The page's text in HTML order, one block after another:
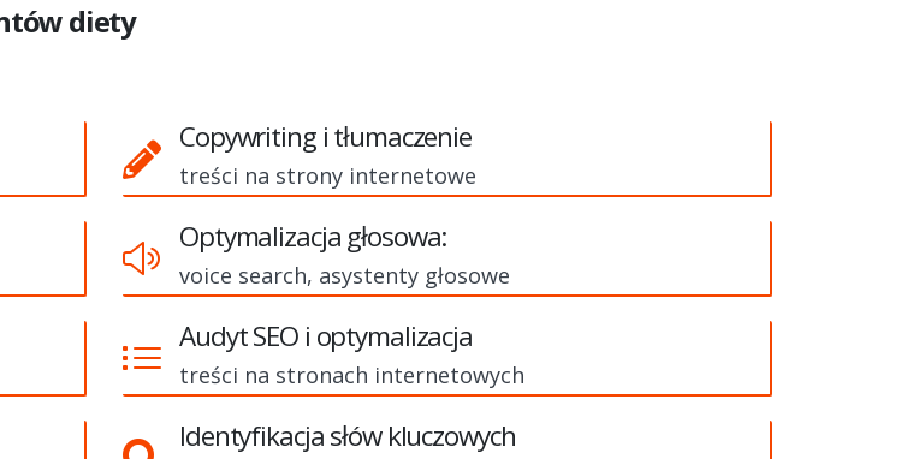
diety
Copywriting i tłumaczenie
treści na strony internetowe
Optymalizacja głosowa:
voice search, asystenty głosowe
Audyt SEO i optymalizacja
treści na stronach internetowych
Identyfikacja słów kluczowych